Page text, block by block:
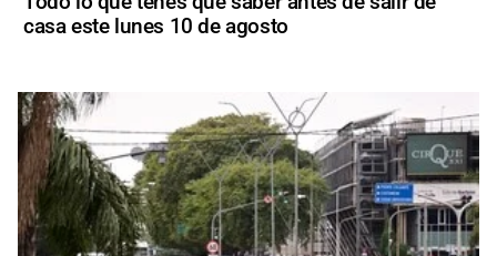
casa este lunes 10 de agosto